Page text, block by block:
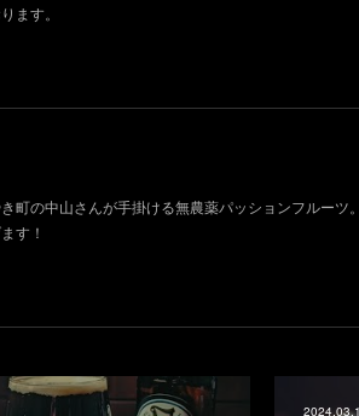
ます。
町の中山さんが手掛ける無農薬パッションフルー
す！